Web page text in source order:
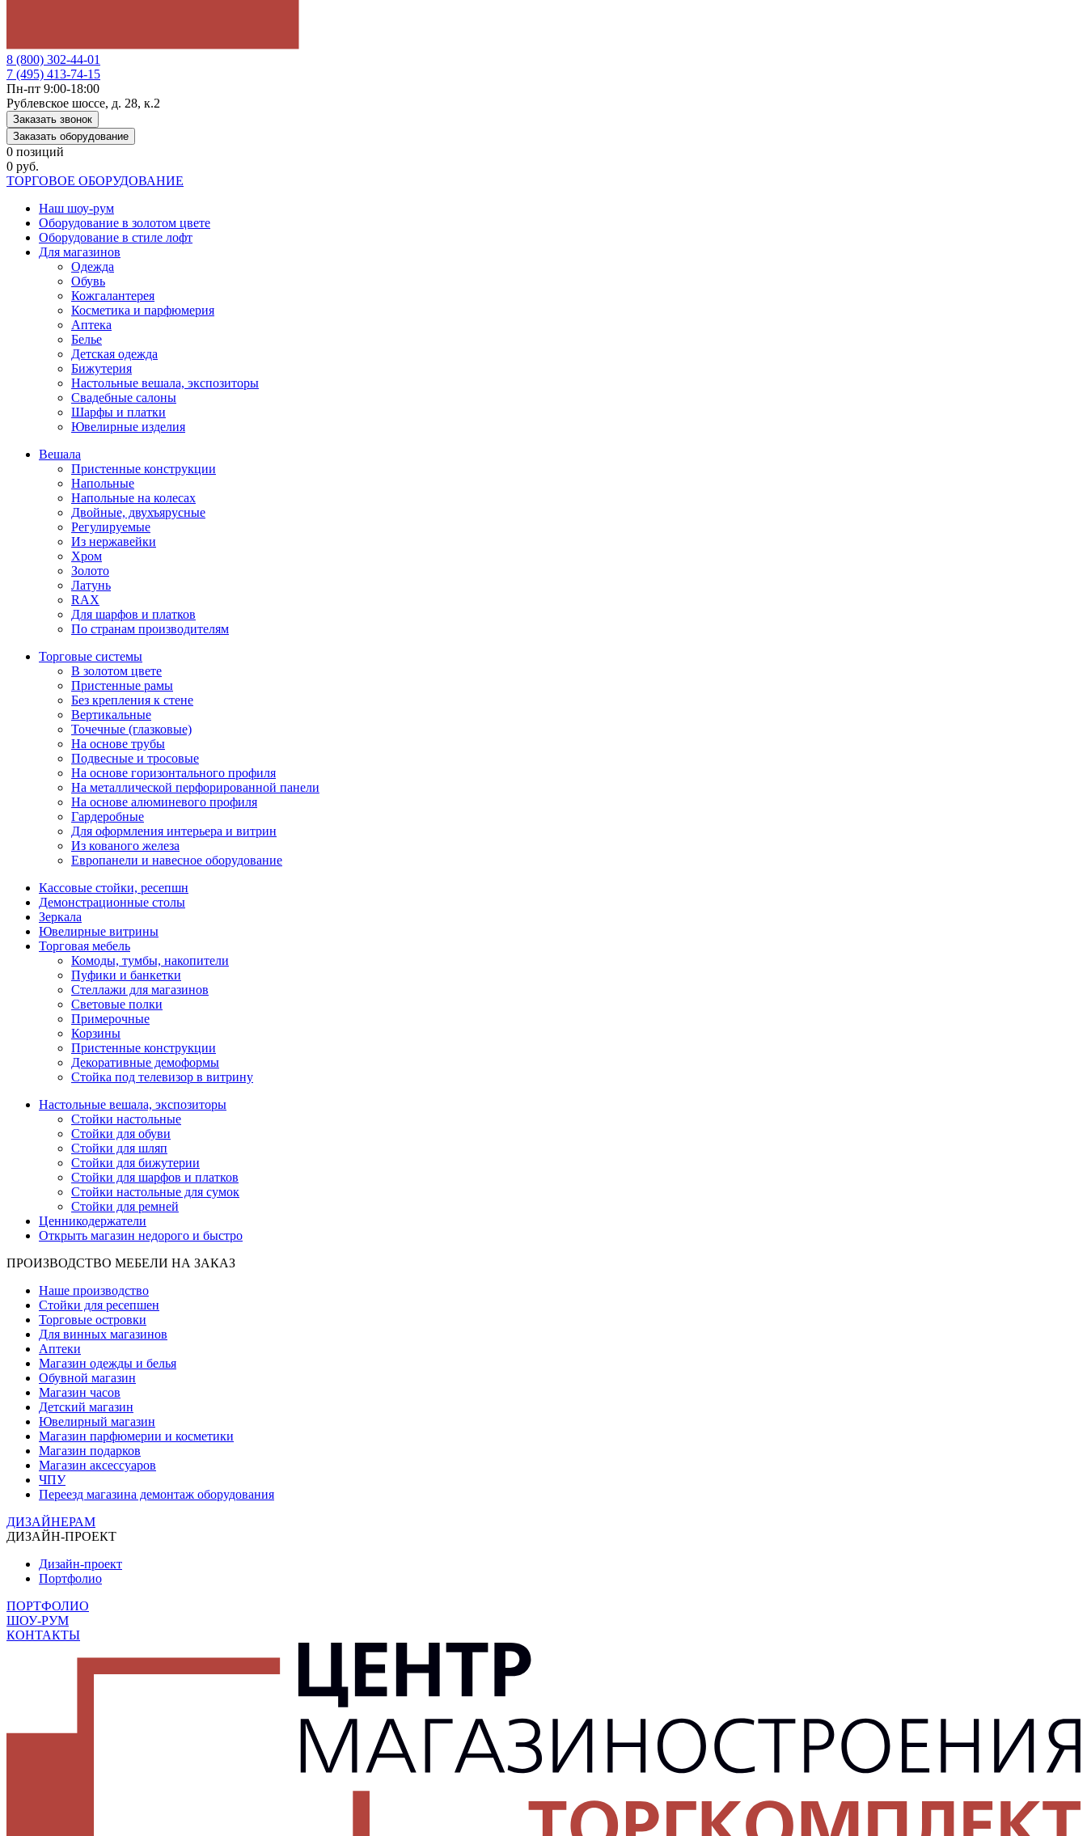
8 (800) 302-44-01
7 (495) 413-74-15
Пн-пт 9:00-18:00
Рублевское шоссе, д. 28, к.2
Заказать звонок
Заказать оборудование
0 позиций
0 руб.
ТОРГОВОЕ ОБОРУДОВАНИЕ
Наш шоу-рум
Оборудование в золотом цвете
Оборудование в стиле лофт
Для магазинов
Одежда
Обувь
Кожгалантерея
Косметика и парфюмерия
Аптека
Белье
Детская одежда
Бижутерия
Настольные вешала, экспозиторы
Свадебные салоны
Шарфы и платки
Ювелирные изделия
Вешала
Пристенные конструкции
Напольные
Напольные на колесах
Двойные, двухъярусные
Регулируемые
Из нержавейки
Хром
Золото
Латунь
RAX
Для шарфов и платков
По странам производителям
Торговые системы
В золотом цвете
Пристенные рамы
Без крепления к стене
Вертикальные
Точечные (глазковые)
На основе трубы
Подвесные и тросовые
На основе горизонтального профиля
На металлической перфорированной панели
На основе алюминевого профиля
Гардеробные
Для оформления интерьера и витрин
Из кованого железа
Европанели и навесное оборудование
Кассовые стойки, ресепшн
Демонстрационные столы
Зеркала
Ювелирные витрины
Торговая мебель
Комоды, тумбы, накопители
Пуфики и банкетки
Стеллажи для магазинов
Световые полки
Примерочные
Корзины
Пристенные конструкции
Декоративные демоформы
Стойка под телевизор в витрину
Настольные вешала, экспозиторы
Стойки настольные
Стойки для обуви
Стойки для шляп
Стойки для бижутерии
Стойки для шарфов и платков
Стойки настольные для сумок
Стойки для ремней
Ценникодержатели
Открыть магазин недорого и быстро
ПРОИЗВОДСТВО МЕБЕЛИ НА ЗАКАЗ
Наше производство
Стойки для ресепшен
Торговые островки
Для винных магазинов
Аптеки
Магазин одежды и белья
Обувной магазин
Магазин часов
Детский магазин
Ювелирный магазин
Магазин парфюмерии и косметики
Магазин подарков
Магазин аксессуаров
ЧПУ
Переезд магазина демонтаж оборудования
ДИЗАЙНЕРАМ
ДИЗАЙН-ПРОЕКТ
Дизайн-проект
Портфолио
ПОРТФОЛИО
ШОУ-РУМ
КОНТАКТЫ